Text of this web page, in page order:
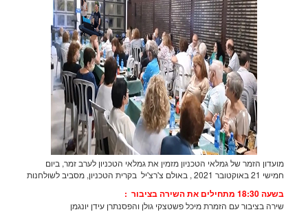
הזמר של גמלאי הטכניון מזמין את גמלאי הטכניון לערב זמר, ביום
:
בציבור עם הזמרת מיכל פשטצקי גולן והפסנתרן עידן יונגמן